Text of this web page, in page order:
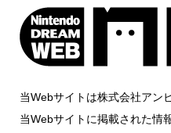
当Webサイトは株式会社アン
当Webサイトに掲載された情